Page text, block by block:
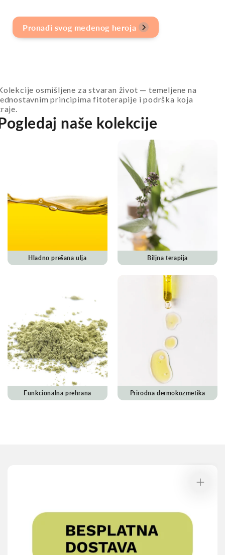
Pronađi svog medenog heroja
osmišljene za stvaran život — temeljene na
principima fitoterapije i podrška koja
naše kolekcije
Hladno prešana ulja Biljna terapija
Funkcionalna prehrana Prirodna dermokozmetika